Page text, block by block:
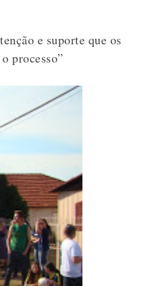
e suporte que os
processo”